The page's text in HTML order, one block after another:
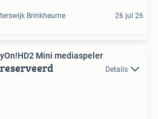
Brinkheurne 26 jul 26
Mini mediaspeler
Details